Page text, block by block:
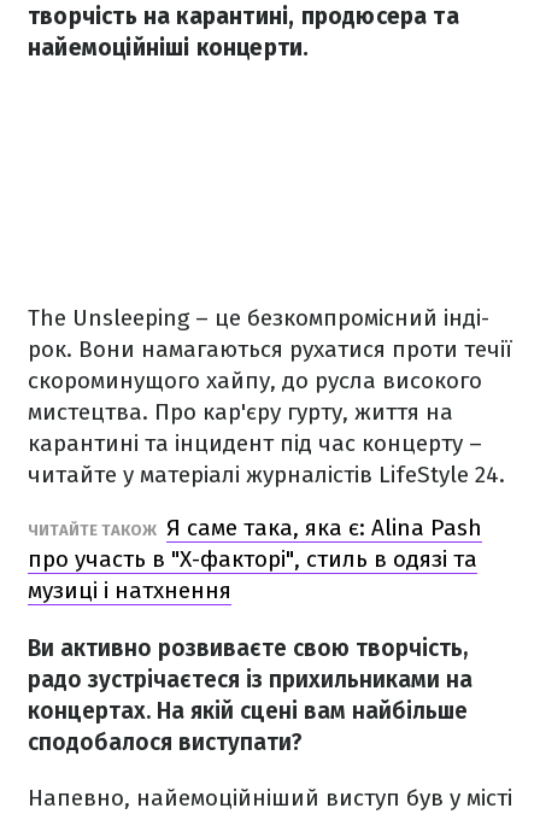
творчість на карантині, продюсера та
найемоційніші концерти.
The Unsleeping – це безкомпромісний інді-
рок. Вони намагаються рухатися проти течії
скороминущого хайпу, до русла високого
мистецтва. Про кар'єру гурту, життя на
карантині та інцидент під час концерту –
читайте у матеріалі журналістів LifeStyle 24.
ЧИТАЙТЕ ТАКОЖ Я саме така, яка є: Alina Pash
про участь в "Х-факторі", стиль в одязі та
музиці і натхнення
Ви активно розвиваєте свою творчість,
радо зустрічаєтеся із прихильниками на
концертах. На якій сцені вам найбільше
сподобалося виступати?
Напевно, найемоційніший виступ був у місті